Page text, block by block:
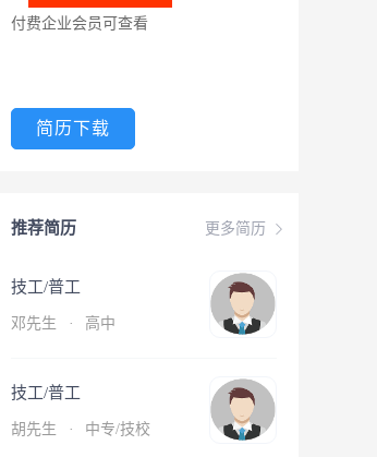
付费企业会员可查看
简历下载
更多简历
推荐简历
技工/普工
邓先生 · 高中
技工/普工
胡先生 · 中专/技校